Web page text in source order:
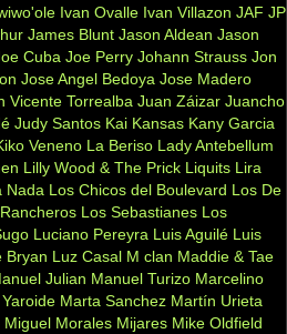
Ivan Ovalle Ivan Villazon JAF JP
James Blunt Jason Aldean Jason
Cuba Joe Perry Johann Strauss Jon
Jose Angel Bedoya Jose Madero
Vicente Torrealba Juan Záizar Juancho
Judy Santos Kai Kansas Kany Garcia
Veneno La Beriso Lady Antebellum
Lilly Wood & The Prick Liquits Lira
Nada Los Chicos del Boulevard Los De
Los Sebastianes Los
Luciano Pereyra Luis Aguilé Luis
Bryan Luz Casal M clan Maddie & Tae
Julian Manuel Turizo Marcelino
Marta Sanchez Martín Urieta
Miguel Morales Mijares Mike Oldfield